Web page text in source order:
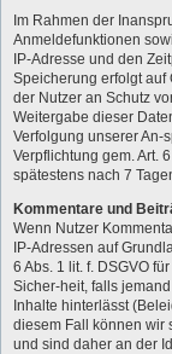
Im Rahmen der
Anmeldefunktionen
IP-Adresse und den
Speicherung erfolgt auf
der Nutzer an Schutz
Weitergabe dieser
Verfolgung unserer An-
Verpflichtung gem. Art.
spätestens nach 7
Kommentare und
Wenn Nutzer
IP-Adressen auf
6 Abs. 1 lit. f. DSGVO
Sicher-heit, falls
Inhalte hinterlässt
diesem Fall können wir
und sind daher an der